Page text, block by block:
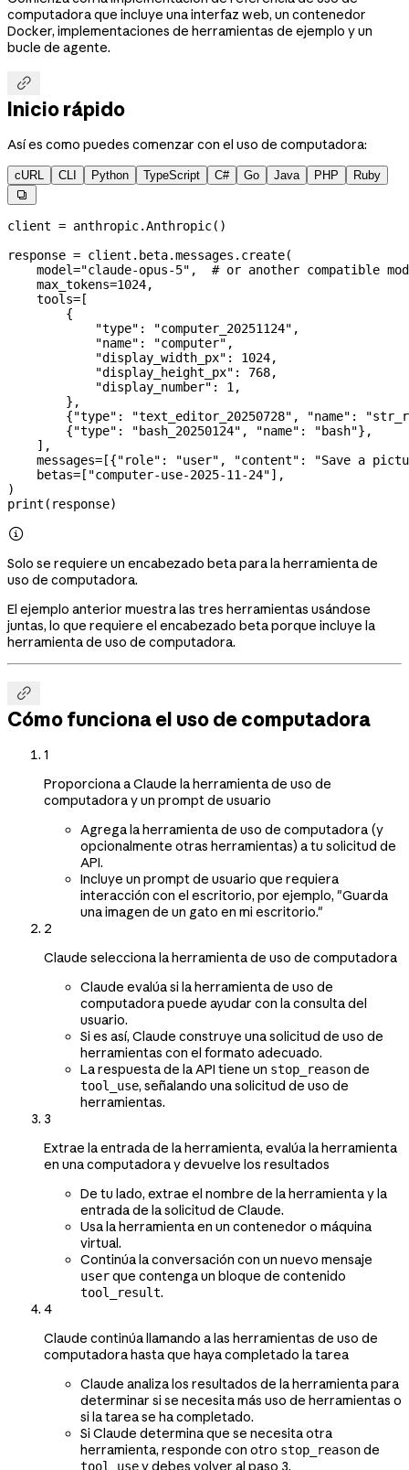
computadora que incluye una interfaz web, un contenedor
Docker, implementaciones de herramientas de ejemplo y un
bucle de agente.

Inicio rápido
Así es como puedes comenzar con el uso de computadora:
cURL CLI Python TypeScript C# Go Java PHP Ruby

client = anthropic.Anthropic()
response = client.beta.messages.create(
    model
="claude-opus-5" , # or another compatible
    max_tokens
=1024,
    tools
= [
        {
            "type"
: "computer_20251124" ,
            "name"
: "computer" ,
            "display_width_px"
: 1024,
            "display_height_px"
: 768,
            "display_number"
: 1,
        },
        {
"type" : "text_editor_20250728" , "name" :
        {
"type" : "bash_20250124" , "name" : "bash"},
    ],
    messages
= [{"role" : "user" , "content" :
"Save a
    betas
= [ "computer-use-2025-11-24"],
)
print (response)

Solo se requiere un encabezado beta para la herramienta de
uso de computadora.
El ejemplo anterior muestra las tres herramientas usándose
juntas, lo que requiere el encabezado beta porque incluye la
herramienta de uso de computadora.

Cómo funciona el uso de computadora
1
Proporciona a Claude la herramienta de uso de
computadora y un prompt de usuario
Agrega la herramienta de uso de computadora (y
opcionalmente otras herramientas) a tu solicitud de
API.
Incluye un prompt de usuario que requiera
interacción con el escritorio, por ejemplo, "Guarda
una imagen de un gato en mi escritorio."
2
Claude selecciona la herramienta de uso de computadora
Claude evalúa si la herramienta de uso de
computadora puede ayudar con la consulta del
usuario.
Si es así, Claude construye una solicitud de uso de
herramientas con el formato adecuado.
La respuesta de la API tiene un stop_reasonde
tool_use, señalando una solicitud de uso de
herramientas.
3
Extrae la entrada de la herramienta, evalúa la herramienta
en una computadora y devuelve los resultados
De tu lado, extrae el nombre de la herramienta y la
entrada de la solicitud de Claude.
Usa la herramienta en un contenedor o máquina
virtual.
Continúa la conversación con un nuevo mensaje
userque contenga un bloque de contenido
tool_result.
4
Claude continúa llamando a las herramientas de uso de
computadora hasta que haya completado la tarea
Claude analiza los resultados de la herramienta para
determinar si se necesita más uso de herramientas o
si la tarea se ha completado.
Si Claude determina que se necesita otra
herramienta, responde con otro stop_reasonde
tool_usey debes volver al paso 3.